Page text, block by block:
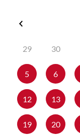
29
30
5 6
12 13
19 20